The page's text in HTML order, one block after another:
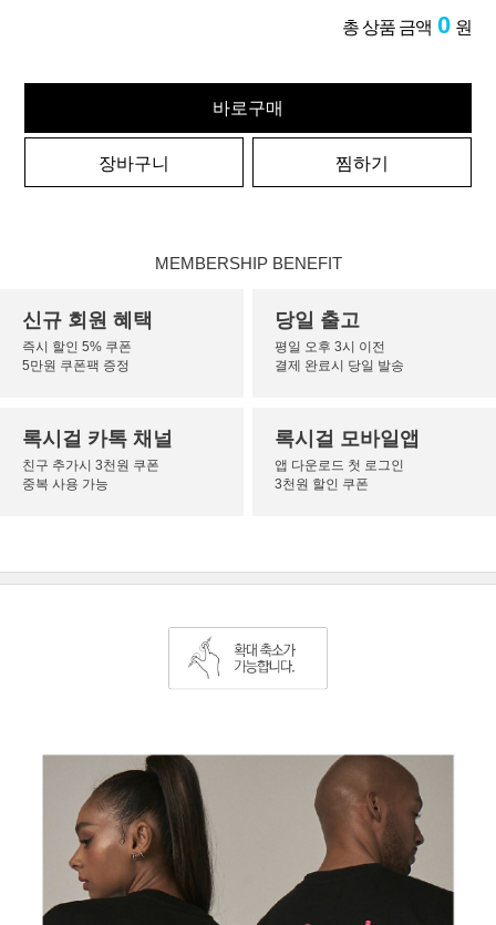
총 상품 금액 0 원
바로구매
장바구니 찜하기
MEMBERSHIP BENEFIT
신규 회원 혜택
즉시 할인 5% 쿠폰
5만원 쿠폰팩 증정
당일 출고
평일 오후 3시 이전
결제 완료시 당일 발송
록시걸 카톡 채널
친구 추가시 3천원 쿠폰
중복 사용 가능
록시걸 모바일앱
앱 다운로드 첫 로그인
3천원 할인 쿠폰